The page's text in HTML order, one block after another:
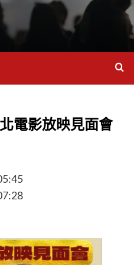
電影放映見面會